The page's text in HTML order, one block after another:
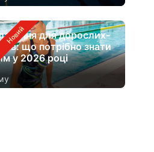
для дорослих-
що потрібно знати
у 2026 році